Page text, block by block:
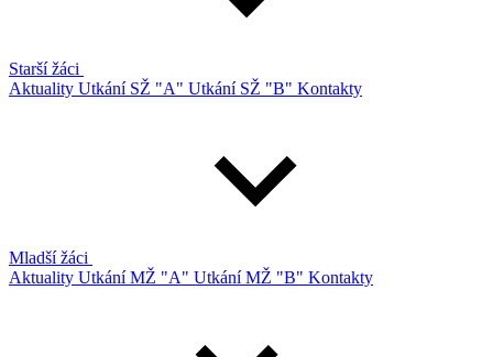
Starší žáci
Aktuality Utkání SŽ "A" Utkání SŽ "B" Kontakty
Mladší žáci
Aktuality Utkání MŽ "A" Utkání MŽ "B" Kontakty